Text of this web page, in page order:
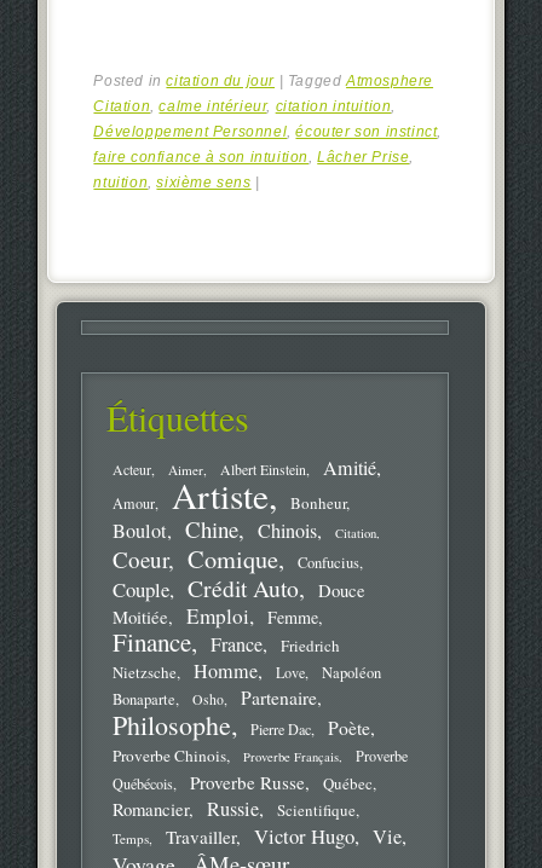
Posted incitation du jour TaggedAtmosphere
Citation,calme intérieur, citation intuition,
Développement Personnel,écouter son instinct,
faire confiance à son intuition,Lâcher Prise,
ntuition,sixième sens
Étiquettes
Acteur Aimer Albert Einstein Amitié
Amour Artiste Bonheur
Boulot Chine Chinois Citation
Coeur Comique Confucius
Couple Crédit Auto
Douce
Moitiée
Emploi Femme
Finance France
Friedrich
Nietzsche
Homme Love
Napoléon
Bonaparte
Osho Partenaire
Philosophe Pierre Dac Poète
Proverbe Chinois Proverbe Français
Proverbe
Québécois
Proverbe Russe Québec
Romancier Russie Scientifique
Temps Travailler Victor Hugo Vie